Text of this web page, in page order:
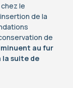
le
de la
de
au fur
la suite de